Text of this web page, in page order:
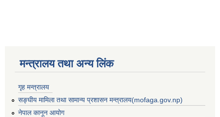
मन्त्रालय तथा अन्य लिंक
गृह मन्त्रालय
सङ्घीय मामिला तथा सामान्य प्रशासन मन्त्रालय(mofaga.gov.np)
नेपाल कानून आयोग